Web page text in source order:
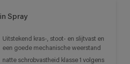
Spray
Uitstekend kras-, stoot- en slijtvast en
een goede mechanische weerstand
natte schrobvastheid klasse 1 volgens